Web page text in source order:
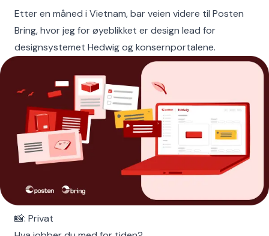
Etter en måned i Vietnam, bar veien videre til Posten
Bring, hvor jeg for øyeblikket er design lead for
designsystemet Hedwig og konsernportalene.
📸: Privat